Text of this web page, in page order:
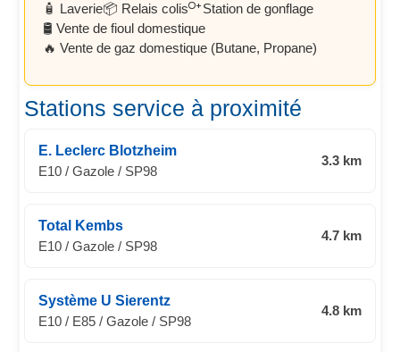
🧴 Laverie📦 Relais colis
Station de gonflage
🛢️ Vente de fioul domestique
🔥 Vente de gaz domestique (Butane, Propane)
Stations service à proximité
E. Leclerc Blotzheim
E10 / Gazole / SP98
3.3 km
Total Kembs
E10 / Gazole / SP98
4.7 km
Système U Sierentz
E10 / E85 / Gazole / SP98
4.8 km